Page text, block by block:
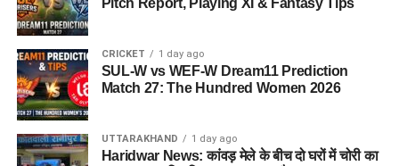
Pitch Report, Playing XI & Fantasy Tips
CRICKET 1 day ago
SUL-W vs WEF-W Dream11 Prediction
Match 27: The Hundred Women 2026
UTTARAKHAND 1 day ago
Haridwar News: कांवड़ मेले के बीच दो घरों में चोरी का